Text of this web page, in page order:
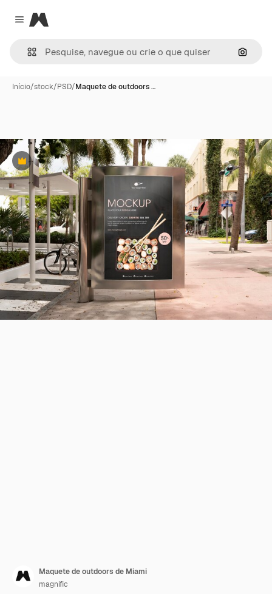
Close menu
Magnific
Início/stock/PSD/Maquete de outdoors …
Premium
Maquete de outdoors de Miami
magnific